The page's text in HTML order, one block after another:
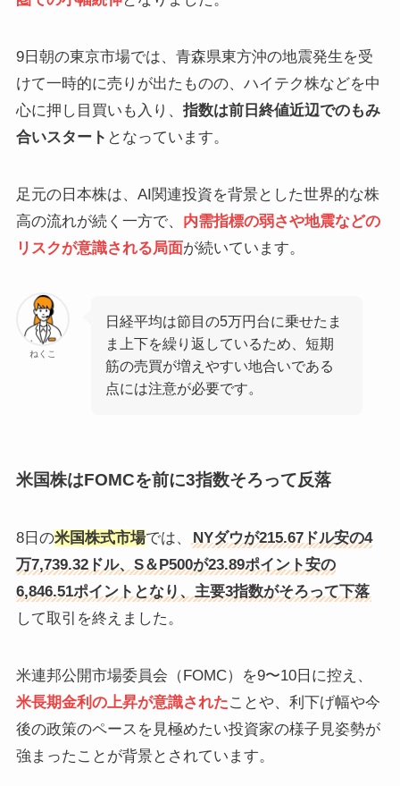
9日朝の東京市場では、青森県東方沖の地震発生を受
けて一時的に売りが出たものの、ハイテク株などを中
心に押し目買いも入り、 指数は前日終値近辺でのもみ
合いスタート となっています。
足元の日本株は、AI関連投資を背景とした世界的な株
高の流れが続く一方で、 内需指標の弱さや地震などの
リスクが意識される局面が続いています。
ねくこ
日経平均は節目の5万円台に乗せたま
ま上下を繰り返しているため、短期
筋の売買が増えやすい地合いである
点には注意が必要です。
米国株はFOMCを前に3指数そろって反落
8日の米国株式市場では、
NYダウが215.67ドル安の4
万7,739.32ドル、S＆P500が23.89ポイント安の
6,846.51ポイントとなり、主要3指数がそろって下落
して取引を終えました。
米連邦公開市場委員会（FOMC）を9〜10日に控え、
米長期金利の上昇が意識されたことや、利下げ幅や今
後の政策のペースを見極めたい投資家の様子見姿勢が
強まったことが背景とされています。